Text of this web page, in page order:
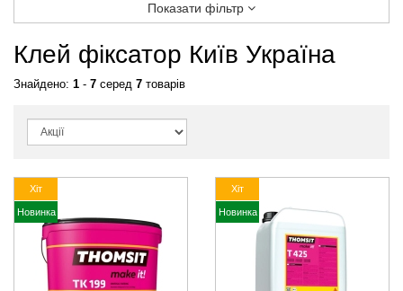
Показати фільтр
Клей фіксатор Київ Україна
Знайдено: 1 - 7 серед 7 товарів
Хіт
Новинка
Хіт
Новинка